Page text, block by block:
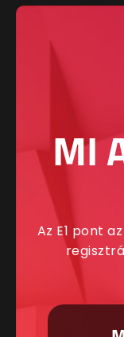
MI
Az E1 pont